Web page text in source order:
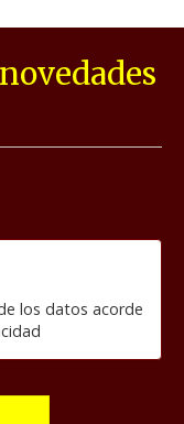
los datos acorde